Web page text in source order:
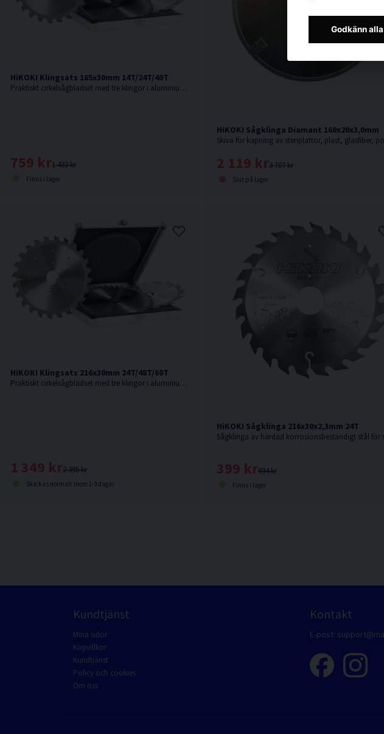
HiKOKI Klingsats 165x30mm 14T/24T/40T
Praktiskt cirkelsågbladset med tre klingor i aluminiumlåda
1 432 kr
759 kr
Finns i lager
HiKOKI Sågklinga Diamant 160x20x3,0mm
3 707 kr
2 119 kr
Slut på lager
HiKOKI Klingsats 216x30mm 24T/48T/60T
Praktiskt cirkelsågbladset med tre klingor i aluminiumlåda
2 395 kr
1 349 kr
Skickas normalt inom 1-3 dagar
HiKOKI Sågklinga 216x30x2,3mm 24T
694 kr
399 kr
Finns i lager
Kundtjänst
Mina sidor
Köpvillkor
Kundtjänst
Policy och cookies
Om oss
Kontakt
E-post:
Godkänn alla